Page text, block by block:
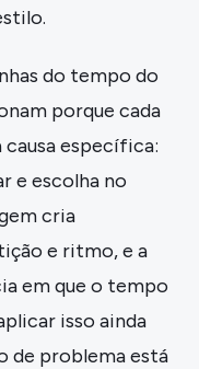
do tempo do
porque cada
específica:
e escolha no
cria
e ritmo, e a
em que o tempo
isso ainda
de problema está